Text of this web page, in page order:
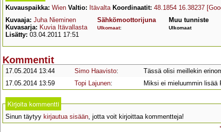
Kuvauspaikka: Wien Valtio: Itävalta Koordinaatit: 48.1854 16.38237
Kuvaaja: Juha Nieminen
Kuvasarja: Kuvia Itävallasta
Lisätty: 03.04.2011 17:51
Sähkömoottorijuna
Ulkomaat:
Muu tunniste
Ulkomaat
Kommentit
17.05.2014 13:44 Simo Haavisto:
Tässä olisi meillekin
17.05.2014 13:59
Topi Lajunen: Miksi ei mieluummin lisää
Kirjoita kommentti
Sinun täytyy kirjautua sisään, jotta voit kirjoittaa kommentteja!